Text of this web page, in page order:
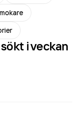
i veckan